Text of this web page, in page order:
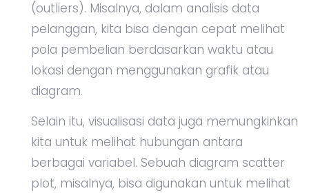
(outliers). Misalnya, dalam analisis data
pelanggan, kita bisa dengan cepat melihat
pola pembelian berdasarkan waktu atau
lokasi dengan menggunakan grafik atau
diagram.
Selain itu, visualisasi data juga memungkinkan
kita untuk melihat hubungan antara
berbagai variabel. Sebuah diagram scatter
plot, misalnya, bisa digunakan untuk melihat